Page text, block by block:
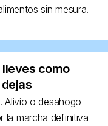
sin mesura.
como
Alivio o desahogo
la marcha definitiva